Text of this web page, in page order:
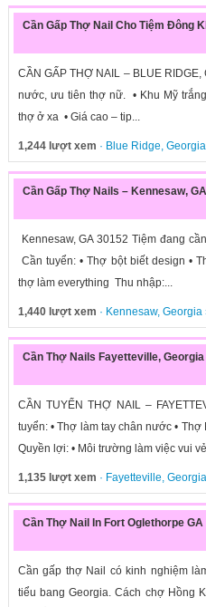
Cần Gấp Thợ Nail Cho Tiệm Đông
CẦN GẤP THỢ NAIL – BLUE
nước, ưu tiên thợ nữ. • Khu Mỹ
thợ ở xa • Giá cao – tip...
1,244 lượt xem · Blue Ridge, Georgia
Cần Gấp Thợ Nails – Kennesaw, GA
Kennesaw, GA 30152 Tiệm đang
Cần tuyển: • Thợ bột biết design •
thợ làm everything Thu nhập:...
1,440 lượt xem · Kennesaw, Georgia
Cần Thợ Nails Fayetteville,
CẦN TUYỂN THỢ NAIL –
tuyển: • Thợ làm tay chân nước •
Quyền lợi: • Môi trường làm việc vui
1,135 lượt xem · Fayetteville, Georgia
Cần Thợ Nail In Fort Oglethorpe GA
Cần gấp thợ Nail có kinh nghiệm
tiểu bang Georgia. Cách chợ Hồng